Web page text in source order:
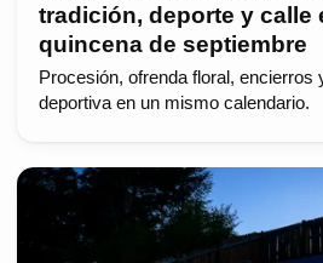
tradición, deporte y calle
quincena de septiembre
Procesión, ofrenda floral, encierros
deportiva en un mismo calendario.